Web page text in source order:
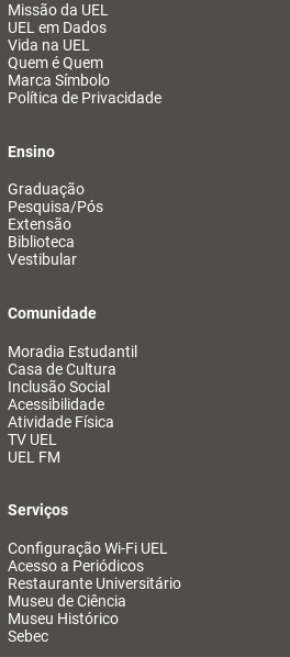
Missão da UEL
UEL em Dados
Vida na UEL
Quem é Quem
Marca Símbolo
Política de Privacidade
Ensino
Graduação
Pesquisa/Pós
Extensão
Biblioteca
Vestibular
Comunidade
Moradia Estudantil
Casa de Cultura
Inclusão Social
Acessibilidade
Atividade Física
TV UEL
UEL FM
Serviços
Configuração Wi-Fi UEL
Acesso a Periódicos
Restaurante Universitário
Museu de Ciência
Museu Histórico
Sebec